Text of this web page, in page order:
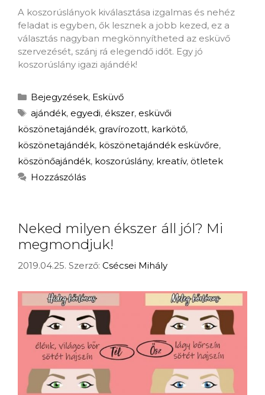
A koszorúslányok kiválasztása izgalmas és nehéz
feladat is egyben, ők lesznek a jobb kezed, ez a
választás nagyban megkönnyítheted az esküvő
szervezését, szánj rá elegendő időt. Egy jó
koszorúslány igazi ajándék!
Bejegyzések, Esküvő
ajándék, egyedi, ékszer, esküvői
köszönetajándék, gravírozott, karkötő,
köszönetajándék, köszönetajándék esküvőre,
köszönőajándék, koszorúslány, kreatív, ötletek
Hozzászólás
Neked milyen ékszer áll jól? Mi
megmondjuk!
2019.04.25. Szerző: Csécsei Mihály